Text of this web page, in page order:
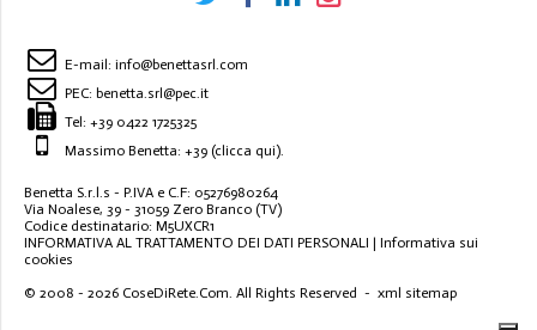
E-mail: info@benettasrl.com
PEC: benetta.srl@pec.it
Tel: +39 0422 1725325
Massimo Benetta: +39 (clicca qui).
Benetta S.r.l.s - P.IVA e C.F: 05276980264
Via Noalese, 39 - 31059 Zero Branco (TV)
Codice destinatario: M5UXCR1
INFORMATIVA AL TRATTAMENTO DEI DATI PERSONALI | Informativa sui
cookies
© 2008 - 2026 CoseDiRete.Com. All Rights Reserved - xml sitemap